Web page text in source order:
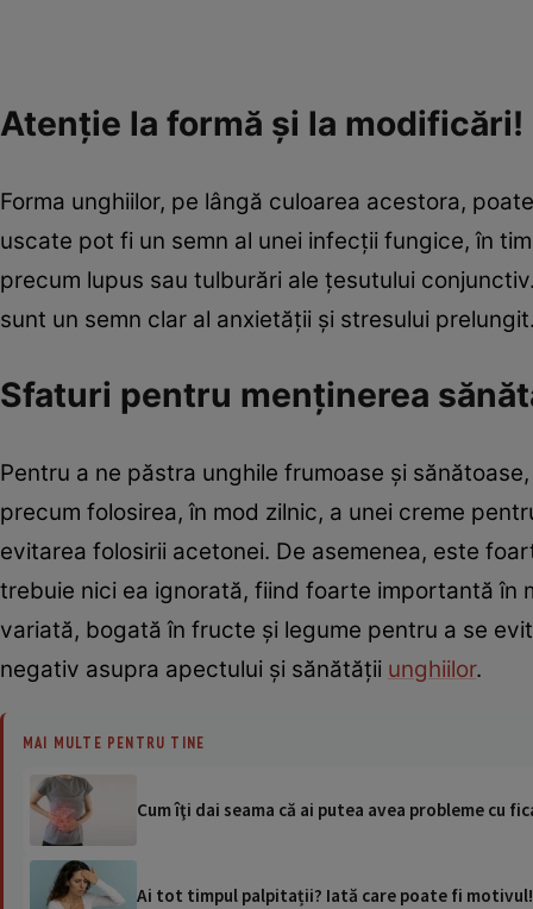
Atenţie la formă şi la modificări!
Forma unghiilor, pe lângă culoarea acestora,
uscate pot fi un semn al unei infecţii fungice, în
precum lupus sau tulburări ale ţesutului
sunt un semn clar al anxietăţii şi stresului
Sfaturi pentru menţinerea
Pentru a ne păstra unghile frumoase şi
precum folosirea, în mod zilnic, a unei creme
evitarea folosirii acetonei. De asemenea, este
trebuie nici ea ignorată, fiind foarte importantă în
variată, bogată în fructe şi legume pentru a se
negativ asupra apectului şi sănătăţii unghiilor.
MAI MULTE PENTRU TINE
Cum îţi dai seama că ai putea avea probleme cu
Ai tot timpul palpitații? Iată care poate fi motivul!